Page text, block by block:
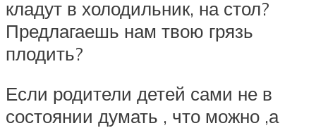
кладут в холодильник, на стол?
Предлагаешь нам твою грязь
плодить?
Если родители детей сами не в
состоянии думать , что можно ,а